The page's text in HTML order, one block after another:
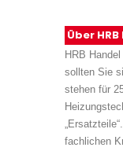
Über
HRB
sollten Sie
stehen für
fachlichen